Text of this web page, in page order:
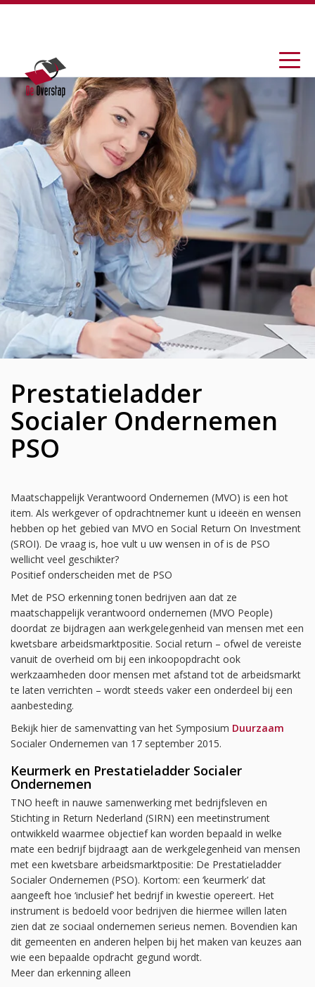
Prestatieladder
Socialer Ondernemen
PSO
Maatschappelijk Verantwoord Ondernemen (MVO) is een hot
item. Als werkgever of opdrachtnemer kunt u ideeën en wensen
hebben op het gebied van MVO en Social Return On Investment
(SROI). De vraag is, hoe vult u uw wensen in of is de PSO
wellicht veel geschikter?
Positief onderscheiden met de PSO
Met de PSO erkenning tonen bedrijven aan dat ze
maatschappelijk verantwoord ondernemen (MVO People)
doordat ze bijdragen aan werkgelegenheid van mensen met een
kwetsbare arbeidsmarktpositie. Social return – ofwel de vereiste
vanuit de overheid om bij een inkoopopdracht ook
werkzaamheden door mensen met afstand tot de arbeidsmarkt
te laten verrichten – wordt steeds vaker een onderdeel bij een
aanbesteding.
Bekijk hier de samenvatting van het Symposium Duurzaam
Socialer Ondernemen van 17 september 2015.
Keurmerk en Prestatieladder Socialer
Ondernemen
TNO heeft in nauwe samenwerking met bedrijfsleven en
Stichting in Return Nederland (SIRN) een meetinstrument
ontwikkeld waarmee objectief kan worden bepaald in welke
mate een bedrijf bijdraagt aan de werkgelegenheid van mensen
met een kwetsbare arbeidsmarktpositie: De Prestatieladder
Socialer Ondernemen (PSO). Kortom: een ‘keurmerk’ dat
aangeeft hoe ‘inclusief’ het bedrijf in kwestie opereert. Het
instrument is bedoeld voor bedrijven die hiermee willen laten
zien dat ze sociaal ondernemen serieus nemen. Bovendien kan
dit gemeenten en anderen helpen bij het maken van keuzes aan
wie een bepaalde opdracht gegund wordt.
Meer dan erkenning alleen